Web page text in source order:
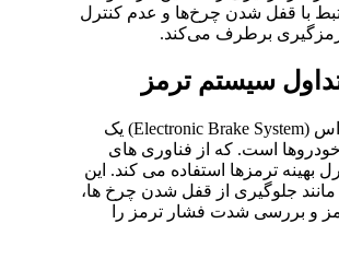
با قفل شدن چرخ‌ها و عدم کنترل
برطرف می‌کند.
سیستم ترمز
سیستم ترمز ای بی اس (Electronic Brake System) یک
است. که از فناوری های
بهینه ترمزها استفاده می کند. این
جلوگیری از قفل شدن چرخ ها،
و بررسی شدت فشار ترمز را